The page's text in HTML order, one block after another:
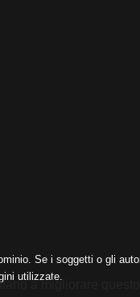
Se i soggetti o gli
utilizzate.
a migliorare